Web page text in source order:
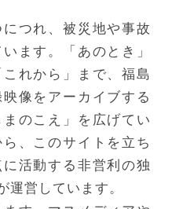
ます。「あのとき」
れから」まで、福島
像をアーカイブする
のこえ」を広げてい
、このサイトを立ち
に活動する非営利の独
運営しています。